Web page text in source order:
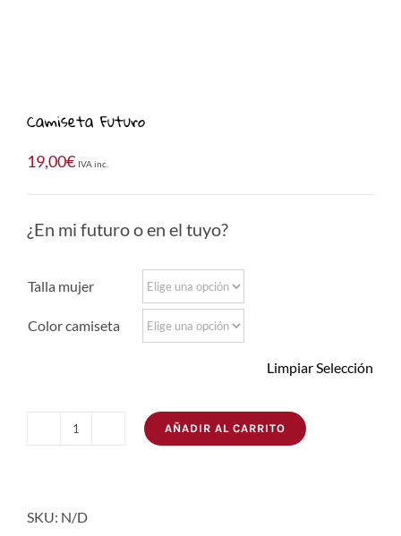
Camiseta Futuro
19,00€ IVA inc.
¿En mi futuro o en el tuyo?
Talla mujer
Color camiseta
Limpiar Selección
AÑADIR AL CARRITO
SKU: N/D